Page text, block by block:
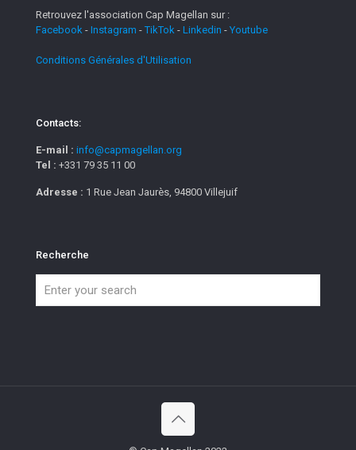
Retrouvez l'association Cap Magellan sur :
Facebook - Instagram -TikTok - Linkedin - Youtube
Conditions Générales d'Utilisation
Contacts:
E-mail : info@capmagellan.org
Tel : +331 79 35 11 00
Adresse : 1 Rue Jean Jaurès, 94800 Villejuif
Recherche